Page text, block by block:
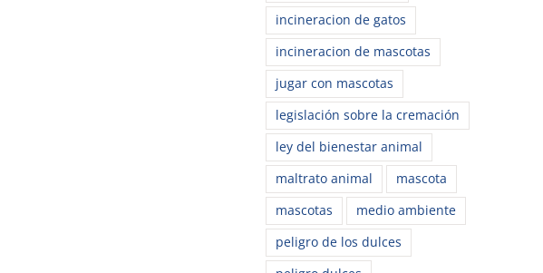
incineracion de gatos
incineracion de mascotas
jugar con mascotas
legislación sobre la cremación
ley del bienestar animal
maltrato animal
mascota
mascotas
medio ambiente
peligro de los dulces